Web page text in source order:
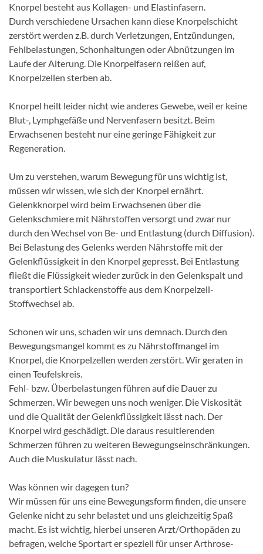
Knorpel besteht aus Kollagen- und Elastinfasern.
Durch verschiedene Ursachen kann diese Knorpelschicht
zerstört werden z.B. durch Verletzungen, Entzündungen,
Fehlbelastungen, Schonhaltungen oder Abnützungen im
Laufe der Alterung. Die Knorpelfasern reißen auf,
Knorpelzellen sterben ab.
Knorpel heilt leider nicht wie anderes Gewebe, weil er keine
Blut-, Lymphgefäße und Nervenfasern besitzt. Beim
Erwachsenen besteht nur eine geringe Fähigkeit zur
Regeneration.
Um zu verstehen, warum Bewegung für uns wichtig ist,
müssen wir wissen, wie sich der Knorpel ernährt.
Gelenkknorpel wird beim Erwachsenen über die
Gelenkschmiere mit Nährstoffen versorgt und zwar nur
durch den Wechsel von Be- und Entlastung (durch Diffusion).
Bei Belastung des Gelenks werden Nährstoffe mit der
Gelenkflüssigkeit in den Knorpel gepresst. Bei Entlastung
fließt die Flüssigkeit wieder zurück in den Gelenkspalt und
transportiert Schlackenstoffe aus dem Knorpelzell-
Stoffwechsel ab.
Schonen wir uns, schaden wir uns demnach. Durch den
Bewegungsmangel kommt es zu Nährstoffmangel im
Knorpel, die Knorpelzellen werden zerstört. Wir geraten in
einen Teufelskreis.
Fehl- bzw. Überbelastungen führen auf die Dauer zu
Schmerzen. Wir bewegen uns noch weniger. Die Viskosität
und die Qualität der Gelenkflüssigkeit lässt nach. Der
Knorpel wird geschädigt. Die daraus resultierenden
Schmerzen führen zu weiteren Bewegungseinschränkungen.
Auch die Muskulatur lässt nach.
Was können wir dagegen tun?
Wir müssen für uns eine Bewegungsform finden, die unsere
Gelenke nicht zu sehr belastet und uns gleichzeitig Spaß
macht. Es ist wichtig, hierbei unseren Arzt/Orthopäden zu
befragen, welche Sportart er speziell für unser Arthrose-